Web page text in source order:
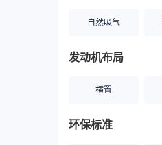
自然吸气
发动机布局
横置
环保标准